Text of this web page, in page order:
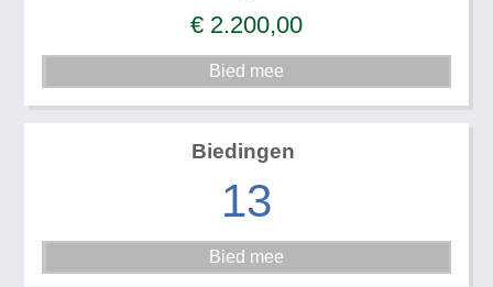
€ 2.200,00
Biedingen
13